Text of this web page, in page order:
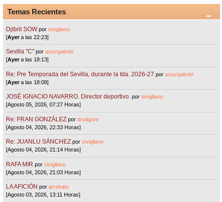
Temas Recientes
Djibril SOW porsivigliano
[Ayera las 22:23]
Sevilla "C"porasturgabriel
[Ayera las 18:13]
Re: Pre Temporada del Sevilla, durante la tda. 2026-27 porasturgabriel
[Ayera las 18:08]
JOSÉ IGNACIO NAVARRO. Director deportivo. porsivigliano
[Agosto 05, 2026, 07:27 Horas]
Re: FRAN GONZÁLEZ pordrodgom
[Agosto 04, 2026, 22:33 Horas]
Re: JUANLU SÁNCHEZ porsivigliano
[Agosto 04, 2026, 21:14 Horas]
RAFA MIR porsivigliano
[Agosto 04, 2026, 21:03 Horas]
LA AFICIÓN porarrebato
[Agosto 03, 2026, 13:11 Horas]